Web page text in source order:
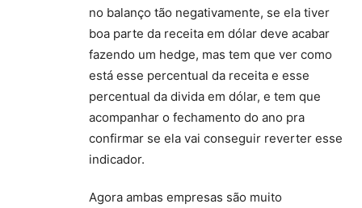
no balanço tão negativamente, se ela tiver
boa parte da receita em dólar deve acabar
fazendo um hedge, mas tem que ver como
está esse percentual da receita e esse
percentual da divida em dólar, e tem que
acompanhar o fechamento do ano pra
confirmar se ela vai conseguir reverter esse
indicador.
Agora ambas empresas são muito